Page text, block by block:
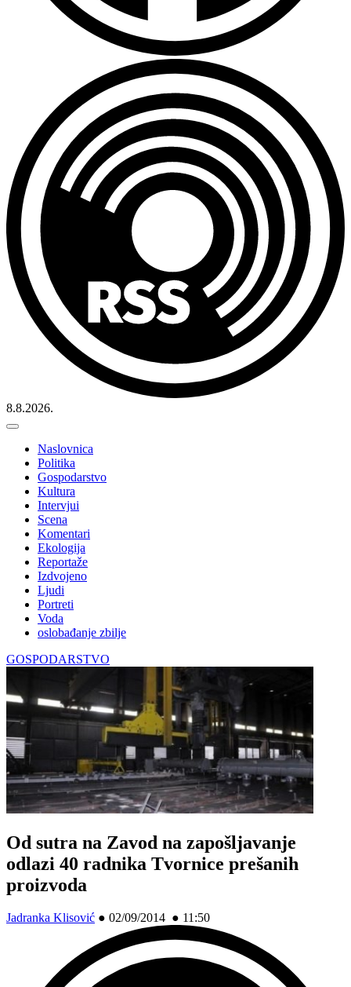
8.8.2026.
Naslovnica
Politika
Gospodarstvo
Kultura
Intervjui
Scena
Komentari
Ekologija
Reportaže
Izdvojeno
Ljudi
Portreti
Voda
oslobađanje zbilje
GOSPODARSTVO
Od sutra na Zavod na zapošljavanje
odlazi 40 radnika Tvornice prešanih
proizvoda
Jadranka Klisović ● 02/09/2014 ● 11:50